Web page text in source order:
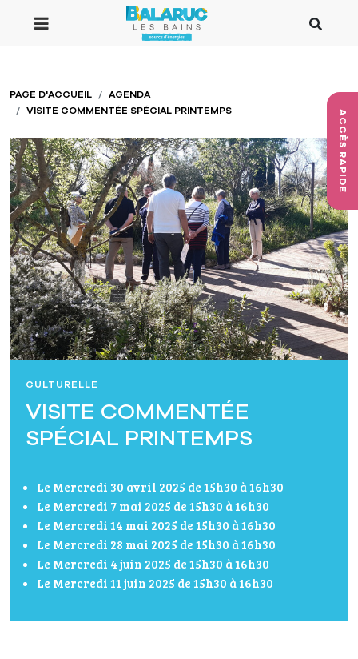
ACCÈS RAPIDE
PAGE D'ACCUEIL
AGENDA
VISITE COMMENTÉE SPÉCIAL PRINTEMPS
CULTURELLE
VISITE COMMENTÉE
SPÉCIAL PRINTEMPS
Le Mercredi 30 avril 2025 de 15h30 à 16h30
Le Mercredi 7 mai 2025 de 15h30 à 16h30
Le Mercredi 14 mai 2025 de 15h30 à 16h30
Le Mercredi 28 mai 2025 de 15h30 à 16h30
Le Mercredi 4 juin 2025 de 15h30 à 16h30
Le Mercredi 11 juin 2025 de 15h30 à 16h30